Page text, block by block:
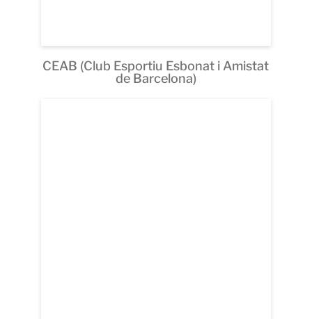
CEAB (Club Esportiu Esbonat i Amistat
de Barcelona)